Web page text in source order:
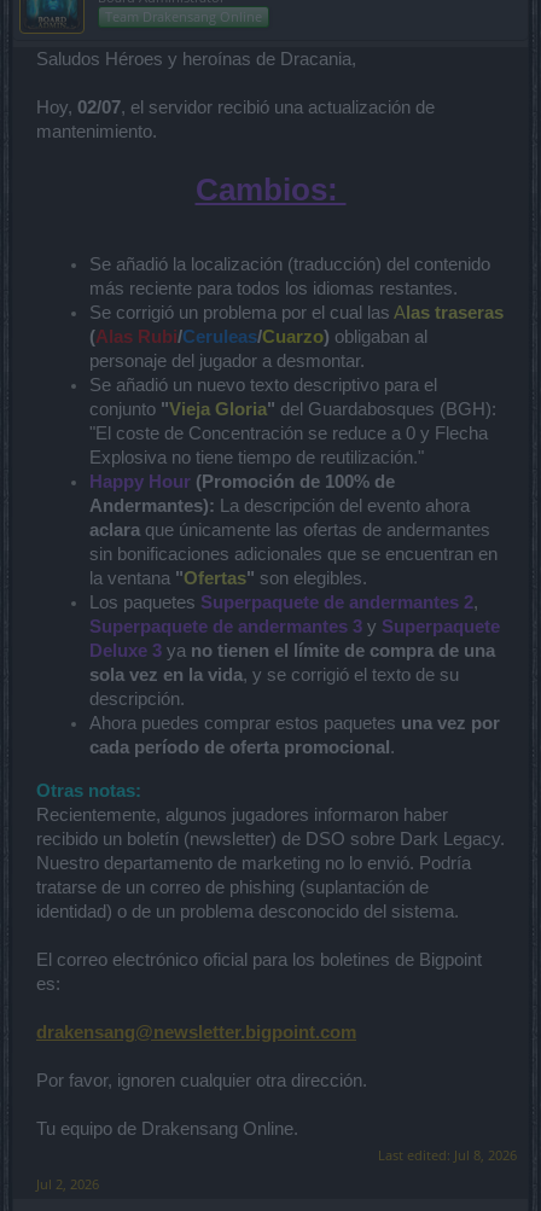
Team Drakensang Online
Saludos Héroes y heroínas de Dracania,
Hoy, 02/07, el servidor recibió una actualización de
mantenimiento.
Cambios:
Se añadió la localización (traducción) del contenido
más reciente para todos los idiomas restantes.
Se corrigió un problema por el cual las A las traseras
(Alas Rubi/Ceruleas/Cuarzo) obligaban al
personaje del jugador a desmontar.
Se añadió un nuevo texto descriptivo para el
conjunto "Vieja Gloria" del Guardabosques (BGH):
"El coste de Concentración se reduce a 0 y Flecha
Explosiva no tiene tiempo de reutilización."
Happy Hour (Promoción de 100% de
Andermantes): La descripción del evento ahora
aclara que únicamente las ofertas de andermantes
sin bonificaciones adicionales que se encuentran en
la ventana "Ofertas" son elegibles.
Los paquetes Superpaquete de andermantes 2,
Superpaquete de andermantes 3 y Superpaquete
Deluxe 3 ya no tienen el límite de compra de una
sola vez en la vida, y se corrigió el texto de su
descripción.
Ahora puedes comprar estos paquetes una vez por
cada período de oferta promocional .
Otras notas:
Recientemente, algunos jugadores informaron haber
recibido un boletín (newsletter) de DSO sobre Dark Legacy.
Nuestro departamento de marketing no lo envió. Podría
tratarse de un correo de phishing (suplantación de
identidad) o de un problema desconocido del sistema.
El correo electrónico oficial para los boletines de Bigpoint
es:
drakensang@newsletter.bigpoint.com
Por favor, ignoren cualquier otra dirección.
Tu equipo de Drakensang Online.
Last edited: Jul 8, 2026
Jul 2, 2026